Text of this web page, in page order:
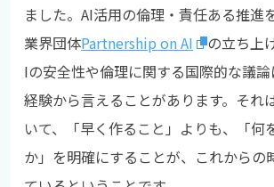
ました。AI活用の倫理・責任ある推進
業界団体Partnership on AI
の立ち上
Iの安全性や倫理に関する国際的な議
経験から言えることがあります。それ
いて、「早く作ること」よりも、「何
か」を明確にすることが、これからの